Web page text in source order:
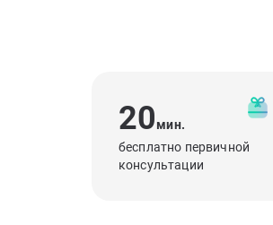
20мин.
бесплатно первичной
консультации